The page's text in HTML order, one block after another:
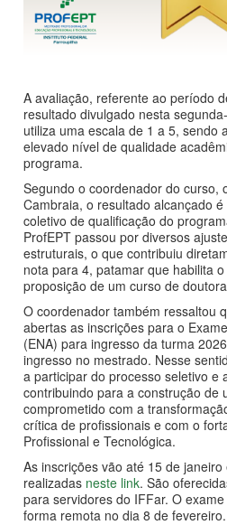
A avaliação, referente ao período
resultado divulgado nesta
utiliza uma escala de 1 a 5, sendo
elevado nível de qualidade
programa.
Segundo o coordenador do curso,
Cambraia, o resultado alcançado
coletivo de qualificação do
ProfEPT passou por diversos
estruturais, o que contribuiu
nota para 4, patamar que habilita
proposição de um curso de
O coordenador também ressaltou
abertas as inscrições para o
(ENA) para ingresso da turma
ingresso no mestrado. Nesse
a participar do processo seletivo e
contribuindo para a construção de
comprometido com a
crítica de profissionais e com o
Profissional e Tecnológica.
As inscrições vão até 15 de
realizadas neste link. São
para servidores do IFFar. O
forma remota no dia 8 de fevereiro.